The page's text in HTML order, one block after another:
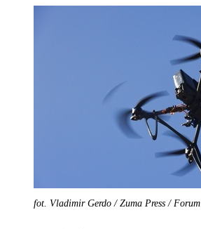
fot. Vladimir Gerdo / Zuma Press / Forum